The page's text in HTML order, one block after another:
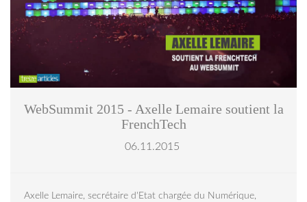
WebSummit 2015 - Axelle Lemaire soutient la
FrenchTech
06.11.2015
Axelle Lemaire, secrétaire d'Etat chargée du Numérique,